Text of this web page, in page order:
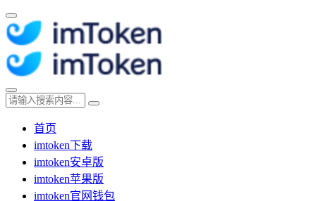
首页
imtoken下载
imtoken安卓版
imtoken苹果版
imtoken官网钱包